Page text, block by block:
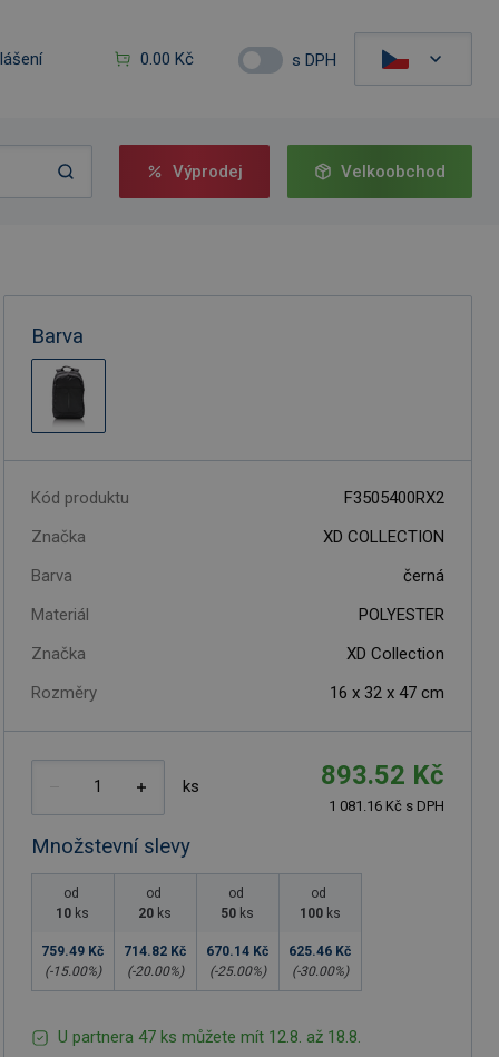
0.00 Kč s DPH
Výprodej Velkoobchod
Barva
Kód produktu
F3505400RX2
Značka
XD COLLECTION
Barva
černá
Materiál
POLYESTER
Značka
XD Collection
Rozměry
16 x 32 x 47 cm
ks 893.52 Kč
1 081.16 Kč s DPH
Množstevní slevy
od
10 ks
759.49 Kč
(-15.00%)
od
20 ks
714.82 Kč
(-20.00%)
od
50 ks
670.14 Kč
(-25.00%)
od
100 ks
625.46 Kč
(-30.00%)
U partnera 47 ks můžete mít 12.8. až 18.8.